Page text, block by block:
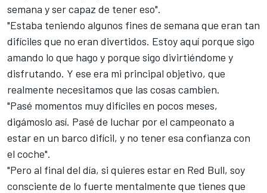
semana y ser capaz de tener eso".
"Estaba teniendo algunos fines de semana que eran tan
difíciles que no eran divertidos. Estoy aquí porque sigo
amando lo que hago y porque sigo divirtiéndome y
disfrutando. Y ese era mi principal objetivo, que
realmente necesitamos que las cosas cambien.
"Pasé momentos muy difíciles en pocos meses,
digámoslo así. Pasé de luchar por el campeonato a
estar en un barco difícil, y no tener esa confianza con
el coche".
"Pero al final del día, si quieres estar en Red Bull, soy
consciente de lo fuerte mentalmente que tienes que